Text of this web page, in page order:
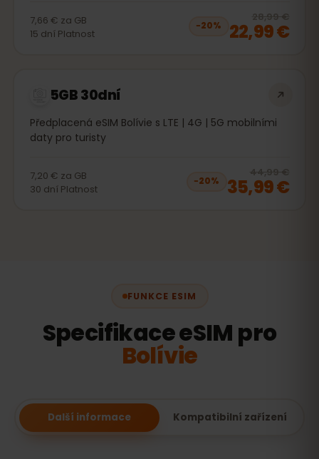
7,66 € za GB
15 dní Platnost
−20%
28,99 €
22,99 €
5GB 30dní
Předplacená eSIM Bolívie s LTE | 4G | 5G mobilními
daty pro turisty
7,20 € za GB
30 dní Platnost
−20%
44,99 €
35,99 €
FUNKCE ESIM
Specifikace eSIM pro
Bolívie
Další informace Kompatibilní zařízení